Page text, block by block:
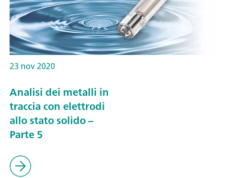
23 nov 2020
Analisi dei metalli in
traccia con elettrodi
allo stato solido –
Parte 5